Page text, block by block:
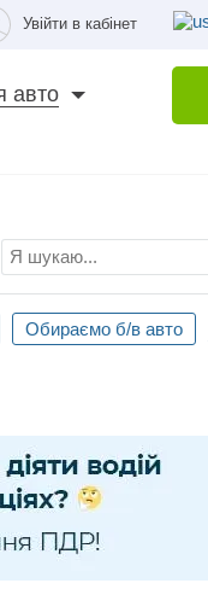
Увійти в кабінет
авто
Обираємо б/в авто